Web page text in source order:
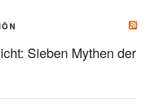
Sieben Mythen der